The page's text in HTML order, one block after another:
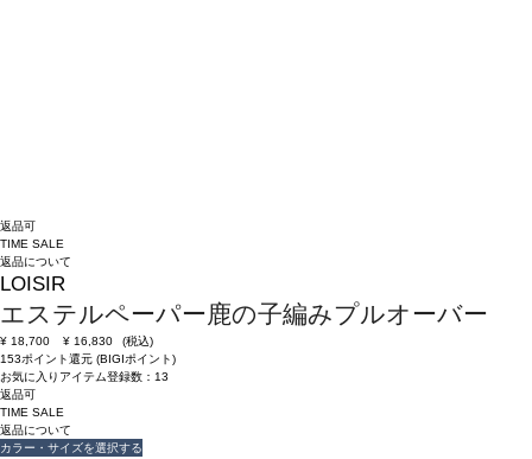
返品可
TIME SALE
返品について
LOISIR
エステルペーパー鹿の子編みプルオーバー
¥ 18,700 ¥ 16,830
(税込)
153ポイント還元 (BIGIポイント)
お気に入りアイテム登録数： 13
返品可
TIME SALE
返品について
カラー・サイズを選択する